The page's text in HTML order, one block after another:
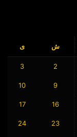
ش ی
2
3
9
10
16
17
23
24